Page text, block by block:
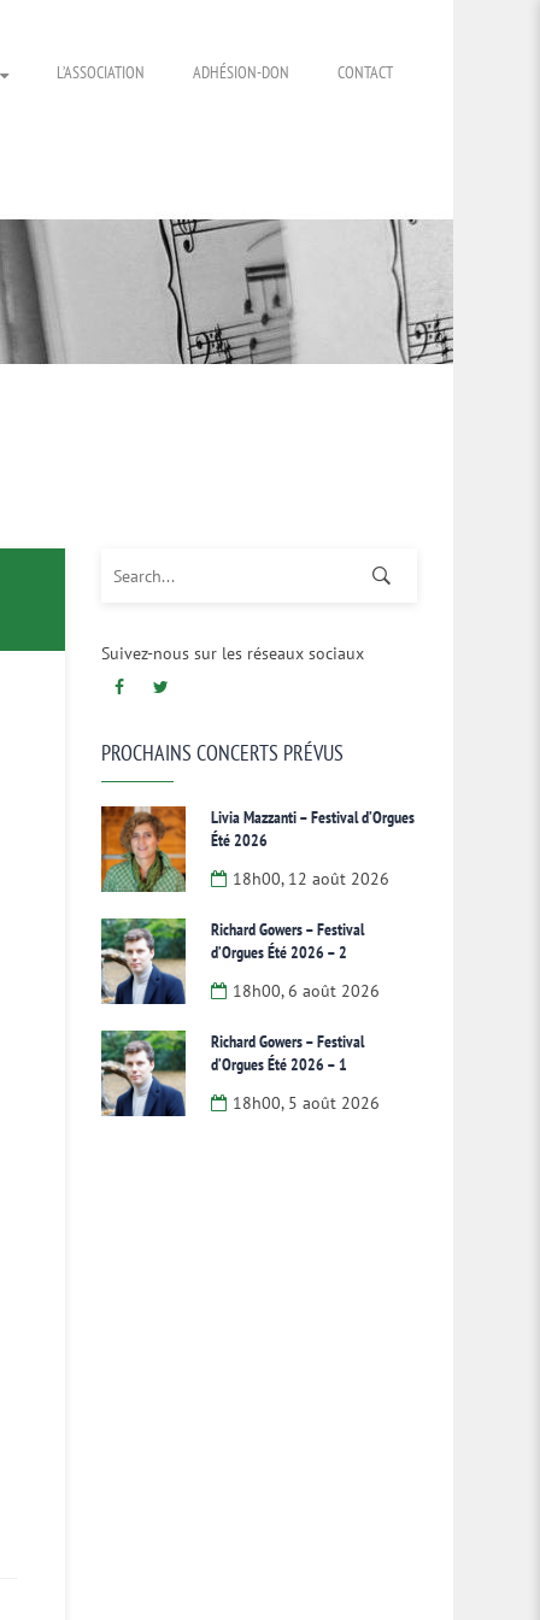
L’ASSOCIATION ADHÉSION-DON CONTACT
Suivez-nous sur les réseaux sociaux
PROCHAINS CONCERTS PRÉVUS
Livia Mazzanti – Festival d’Orgues
Été 2026
18h00, 12 août 2026
Richard Gowers – Festival
d’Orgues Été 2026 – 2
18h00, 6 août 2026
Richard Gowers – Festival
d’Orgues Été 2026 – 1
18h00, 5 août 2026